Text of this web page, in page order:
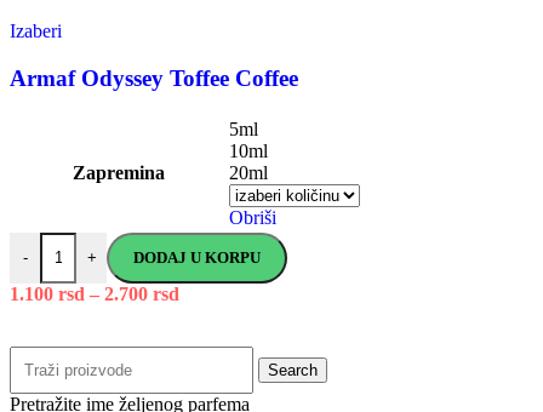
Izaberi
Armaf Odyssey Toffee Coffee
Zapremina
5ml
10ml
20ml
Obriši
- + DODAJ U KORPU
1.100 rsd – 2.700 rsd
Search
Pretražite ime željenog parfema